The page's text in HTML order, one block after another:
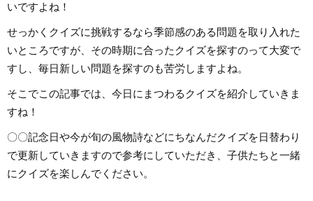
す。音楽は国内外のロックはもちろん、最近ではJ-POPも広く好んで
いですよね！
せっかくクイズに挑戦するなら季節感のある問題を取り入れた
いところですが、その時期に合ったクイズを探すのって大変で
すし、毎日新しい問題を探すのも苦労しますよね。
そこでこの記事では、今日にまつわるクイズを紹介していきま
すね！
〇〇記念日や今が旬の風物詩などにちなんだクイズを日替わり
で更新していきますので参考にしていただき、子供たちと一緒
にクイズを楽しんでください。